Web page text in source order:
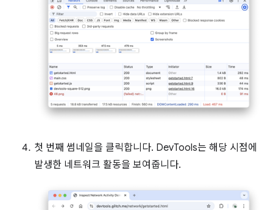
첫 번째 썸네일을 클릭합니다. DevTools는 해당 시점에
발생한 네트워크 활동을 보여줍니다.